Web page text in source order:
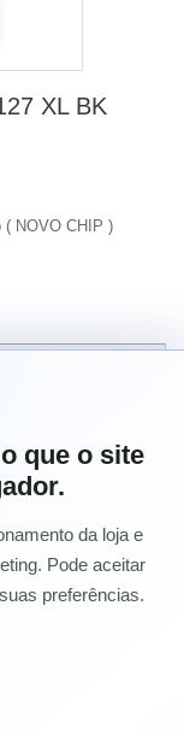
XL BK
( NOVO CHIP )
que o site
da loja e
Pode aceitar
preferências.